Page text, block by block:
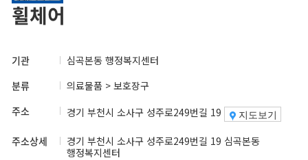
휠체어
기관
심곡본동 행정복지센터
분류
의료물품 > 보호장구
주소
경기 부천시 소사구 성주로249번길 19 지도보기
주소상세
경기 부천시 소사구 성주로249번길 19 심곡본동
행정복지센터